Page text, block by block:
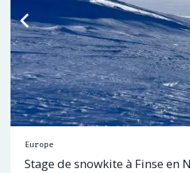
Europe
Stage de snowkite à Finse en